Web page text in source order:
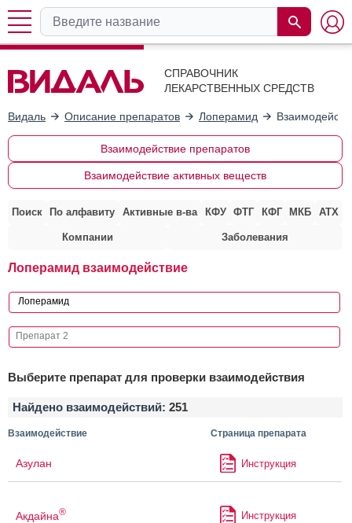
СПРАВОЧНИК
ЛЕКАРСТВЕННЫХ СРЕДСТВ
Видаль Описание препаратов Лоперамид
Взаимодействие препаратов
Взаимодействие активных веществ
Поиск По алфавиту Активные в-ва КФУ ФТГ КФГ МКБ АТХ
Компании Заболевания
Лоперамид взаимодействие
Выберите препарат для проверки взаимодействия
Найдено взаимодействий: 251
Взаимодействие Страница препарата
Азулан Инструкция
Акдайна® Инструкция